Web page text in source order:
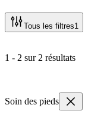
Tous les filtres1
1 - 2 sur 2 résultats
Soin des pieds